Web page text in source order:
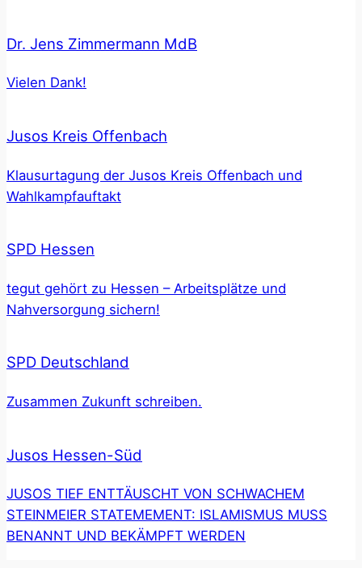
Dr. Jens Zimmermann MdB
Vielen Dank!
Jusos Kreis Offenbach
Klausurtagung der Jusos Kreis Offenbach und
Wahlkampfauftakt
SPD Hessen
tegut gehört zu Hessen – Arbeitsplätze und
Nahversorgung sichern!
SPD Deutschland
Zusammen Zukunft schreiben.
Jusos Hessen-Süd
JUSOS TIEF ENTTÄUSCHT VON SCHWACHEM
STEINMEIER STATEMEMENT: ISLAMISMUS MUSS
BENANNT UND BEKÄMPFT WERDEN